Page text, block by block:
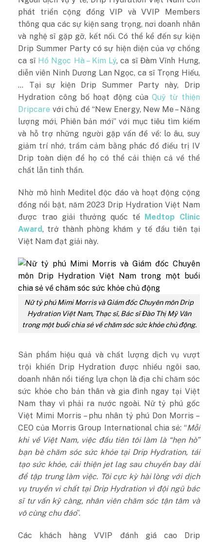
phát triển cộng đồng VIP và VVIP Members
thông qua các sự kiện sang trọng, nơi doanh nhân
và nghệ sĩ gặp gỡ, kết nối. Có thể kể đến sự kiện
Drip Summer Party có sự hiện diện của vợ chồng
ca sĩ Hồ Ngọc Hà – Kim Lý, ca sĩ Đàm Vĩnh Hưng,
diễn viên Ninh Dương Lan Ngọc, ca sĩ Trọng Hiếu,
… Tại sự kiện Drip Summer Party này, Drip
Hydration công bố hoạt động củaQuỹ từ thiện
Dripcare với chủ đề “New Energy, New Me – Năng
lượng mới, Phiên bản mới” với mục tiêu tìm kiếm
và hỗ trợ những người gặp vấn đề về: lo âu, suy
giảm trí nhớ, trầm cảm bằng phác đồ điều trị IV
Drip toàn diện để họ có thể cải thiện cả về thể
chất lẫn tinh thần.
Nhờ mô hình Meditel độc đáo và hoạt động cộng
đồng nổi bật, năm 2023 Drip Hydration Việt Nam
được trao giải thưởng quốc tế Medtop Clinic
Award, trở thành phòng khám y tế đầu tiên tại
Việt Nam đạt giải này.
Nữ tỷ phú Mimi Morris và Giám đốc Chuyên môn Drip
Hydration Việt Nam, Thạc sĩ, Bác sĩ Đào Thị Mỹ Vân
trong một buổi chia sẻ về chăm sóc sức khỏe chủ động.
Sản phẩm hiệu quả và chất lượng dịch vụ vượt
trội khiến Drip Hydration được nhiều ngôi sao,
doanh nhân nổi tiếng lựa chọn là địa chỉ chăm sóc
sức khỏe cho bản thân và gia đình ngay tại Việt
Nam thay vì phải ra nước ngoài. Nữ tỷ phú gốc
Việt Mimi Morris – phu nhân tỷ phú Don Morris –
CEO của Morris Group International chia sẻ: “Mỗi
khi về Việt Nam, việc đầu tiên tôi làm là “hẹn hò”
bạn bè chăm sóc sức khỏe tại Drip Hydration, tái
tạo sức khỏe, cải thiện jet lag sau chuyến bay dài
để tập trung làm việc. Tôi cực kỳ hài lòng với dịch
vụ truyền vi chất tại Drip Hydration vì đội ngũ bác
sĩ tư vấn kỹ càng, nhân viên chăm sóc tận tâm và
vô cùng chu đáo”.
Các khách hàng VVIP đánh giá cao Drip